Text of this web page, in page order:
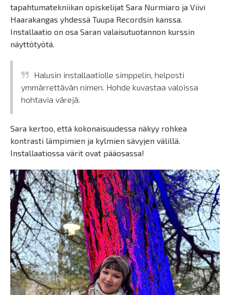
tapahtumatekniikan opiskelijat Sara Nurmiaro ja Viivi
Haarakangas yhdessä Tuupa Recordsin kanssa.
Installaatio on osa Saran valaisutuotannon kurssin
näyttötyötä.
Halusin installaatiolle simppelin, helposti
ymmärrettävän nimen. Hohde kuvastaa valoissa
hohtavia värejä.
Sara kertoo, että kokonaisuudessa näkyy rohkea
kontrasti lämpimien ja kylmien sävyjen välillä.
Installaatiossa värit ovat pääosassa!